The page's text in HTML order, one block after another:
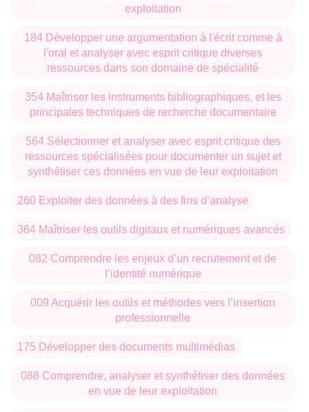
exploitation
184 Développer une argumentation à l'écrit comme à
l'oral et analyser avec esprit critique diverses
ressources dans son domaine de spécialité
354 Maîtriser les instruments bibliographiques, et les
principales techniques de recherche documentaire
564 Sélectionner et analyser avec esprit critique des
ressources spécialisées pour documenter un sujet et
synthétiser ces données en vue de leur exploitation
260 Exploiter des données à des fins d’analyse
364 Maîtriser les outils digitaux et numériques avancés
082 Comprendre les enjeux d’un recrutement et de
l’identité numérique
009 Acquérir les outils et méthodes vers l’insertion
professionnelle
175 Développer des documents multimédias
088 Comprendre, analyser et synthétiser des données
en vue de leur exploitation